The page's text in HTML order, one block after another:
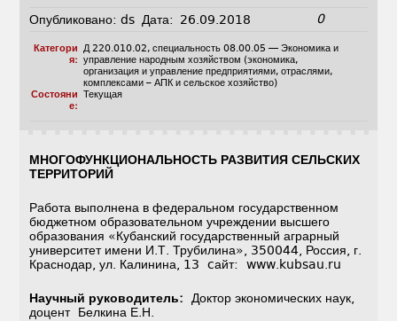
Опубликовано: ds Дата: 26.09.2018 0
Категори
я:
Д 220.010.02, специальность 08.00.05 — Экономика и
управление народным хозяйством (экономика,
организация и управление предприятиями, отраслями,
комплексами – АПК и сельское хозяйство)
Состояни
е:
Текущая
МНОГОФУНКЦИОНАЛЬНОСТЬ РАЗВИТИЯ СЕЛЬСКИХ
ТЕРРИТОРИЙ
Работа выполнена в федеральном государственном
бюджетном образовательном учреждении высшего
образования «Кубанский государственный аграрный
университет имени И.Т. Трубилина», 350044, Россия, г.
Краснодар, ул. Калинина, 13 cайт: www.kubsau.ru
Научный руководитель: Доктор экономических наук,
доцент Белкина Е.Н.